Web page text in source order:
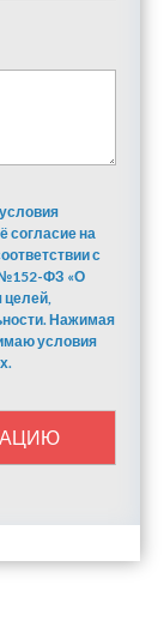
согласие на
с
№152-ФЗ «О
Нажимая
условия